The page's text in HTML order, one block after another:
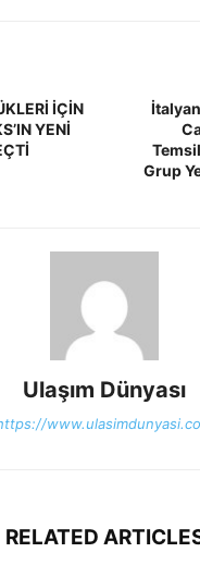
İÇİN
YENİ
Grup
Ulaşım Dünyası
RELATED